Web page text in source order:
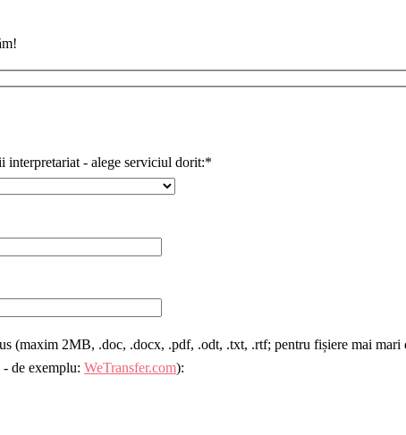
interpretariat - alege serviciul dorit:*
(maxim 2MB, .doc, .docx, .pdf, .odt, .txt, .rtf; pentru fișiere mai
de exemplu: WeTransfer.com):